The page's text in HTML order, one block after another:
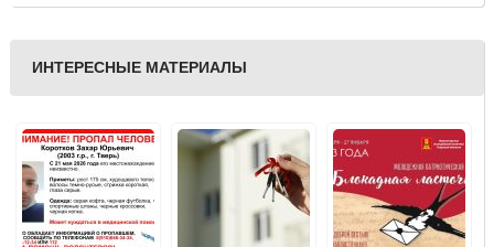
ИНТЕРЕСНЫЕ МАТЕРИАЛЫ